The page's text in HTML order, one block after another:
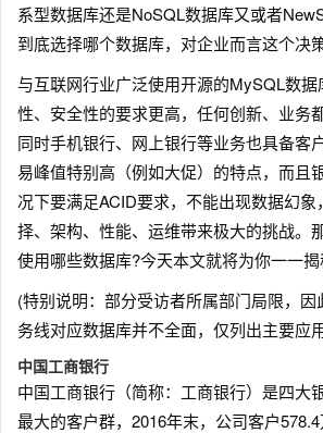
系型数据库还是NoSQL数据库又或者
到底选择哪个数据库，对企业而言这个决
与互联网行业广泛使用开源的MySQL数
性、安全性的要求更高，任何创新、业务
同时手机银行、网上银行等业务也具备客
易峰值特别高（例如大促）的特点，而且
况下要满足ACID要求，不能出现数据幻
择、架构、性能、运维带来极大的挑战。
使用哪些数据库?今天本文就将为你一一揭
(特别说明：部分受访者所属部门局限，
务线对应数据库并不全面，仅列出主要应
中国工商银行
中国工商银行（简称：工商银行）是四大
最大的客户群，2016年末，公司客户